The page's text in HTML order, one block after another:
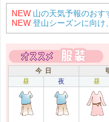
NEW 山の天気予報のおす
NEW 登山シーズンに向け
今 日
昼
夜 昼